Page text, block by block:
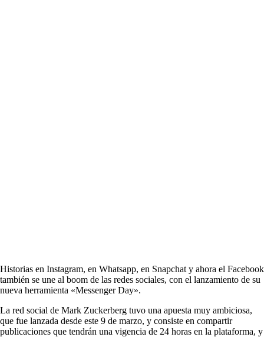
Historias en Instagram, en Whatsapp, en Snapchat y ahora el Facebook
también se une al boom de las redes sociales, con el lanzamiento de su
nueva herramienta «Messenger Day».
La red social de Mark Zuckerberg tuvo una apuesta muy ambiciosa,
que fue lanzada desde este 9 de marzo, y consiste en compartir
publicaciones que tendrán una vigencia de 24 horas en la plataforma, y